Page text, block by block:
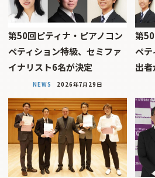
第50回ピティナ・ピアノコン
ペティション特級、セミファ
イナリスト6名が決定
NEWS 2026年7月29日
第
ペ
出